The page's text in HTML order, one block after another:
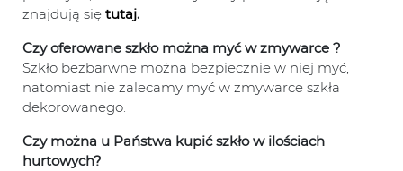
znajdują się tutaj.
Czy oferowane szkło można myć w zmywarce ?
Szkło bezbarwne można bezpiecznie w niej myć,
natomiast nie zalecamy myć w zmywarce szkła
dekorowanego.
Czy można u Państwa kupić szkło w ilościach
hurtowych?